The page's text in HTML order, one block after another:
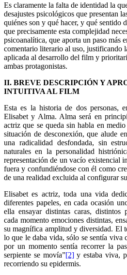
Es claramente la falta de identidad la
desajustes psicológicos que presentan
quiénes son y qué hacer, y qué sentido
que precisamente esta complejidad
psicoanalítica, que aporta un paso más
comentario literario al uso, justificando
aplicada al desarrollo del film y
ambas protagonistas.
II. BREVE DESCRIPCIÓN Y
INTUITIVA AL FILM
Esta es la historia de dos personas,
Elisabet y Alma. Alma será en
actriz que se queda sin habla en
situación de desconexión, que alude
una radicalidad desfondada, sin
naturales en la personalidad
representación de un vacío existencial
fuera y confundiéndose con él como
de una realidad excluida al configurar
Elisabet es actriz, toda una vida
diferentes papeles, en cada ocasión
ella ensayar distintas caras, distintos
cada momento emociones distintas,
su magnífica amplitud y diversidad. El
lo que le daba vida, sólo se sentía viva
por un momento sentía recorrer la
serpiente se movía”[2]y estaba viva,
recorriendo su epidermis.